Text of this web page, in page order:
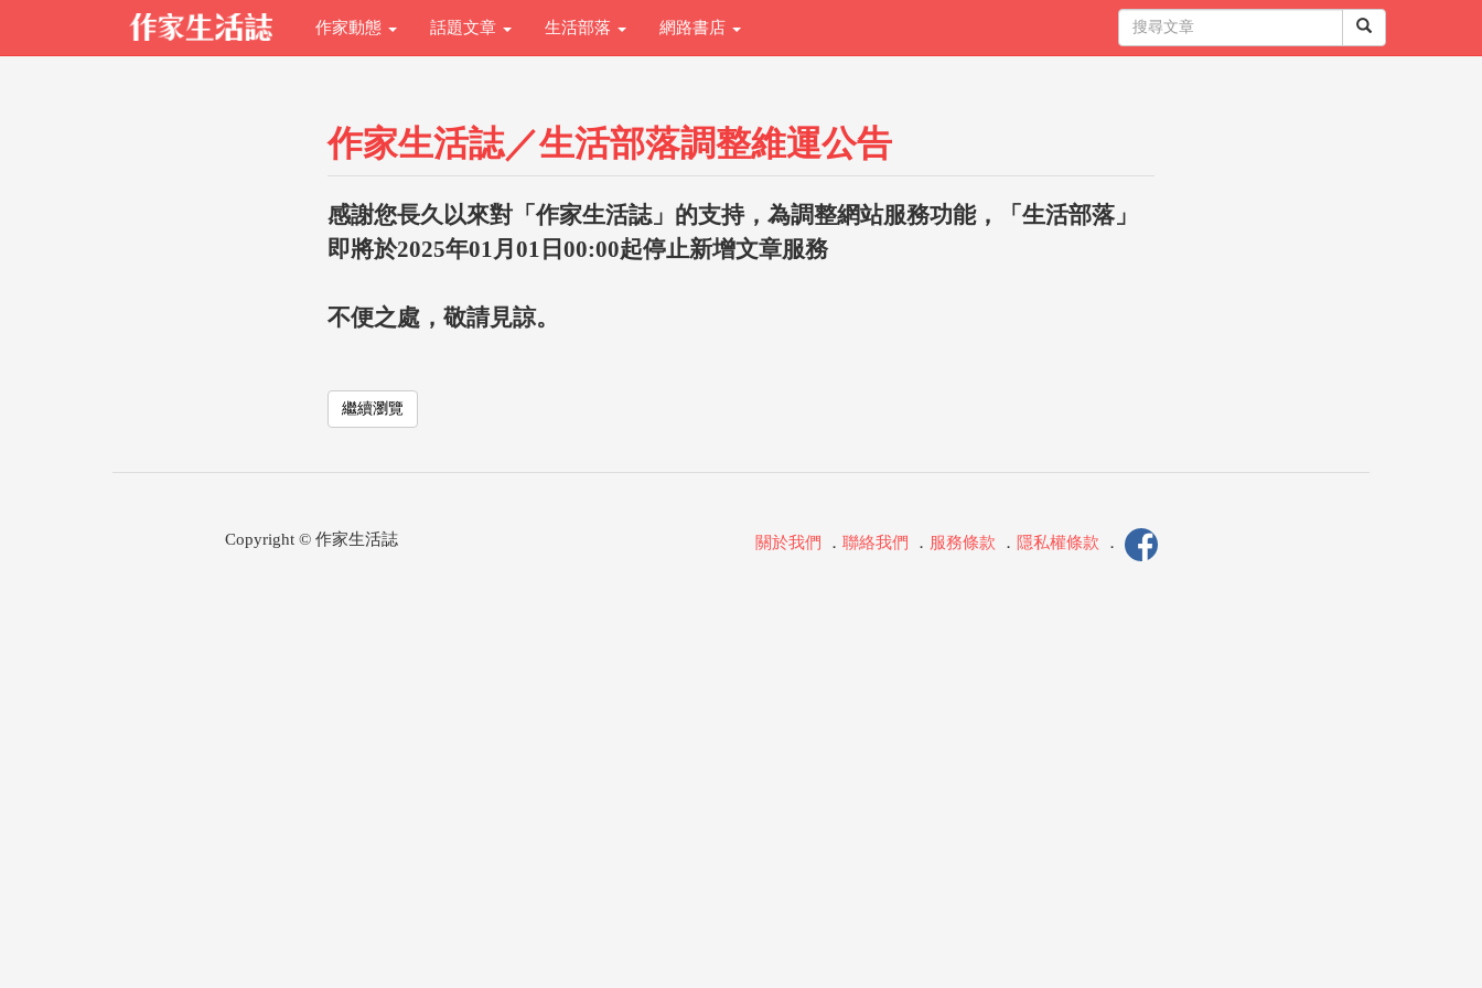
作家動態 話題文章 生活部落 網路書店
作家生活誌／生活部落調整維運公告
感謝您長久以來對「作家生活誌」的支持，為調整網站服務功能，「生活部落」
即將於2025年01月01日00:00起停止新增文章服務
不便之處，敬請見諒。
繼續瀏覽
Copyright © 作家生活誌 關於我們 ． 聯絡我們 ． 服務條款 ． 隱私權條款 ．